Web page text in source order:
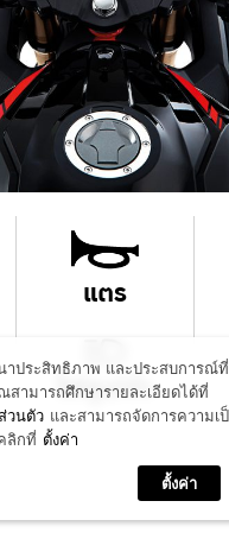
แตร
ไฟสูง/ต่ำ
าประสิทธิภาพ และประสบการณ์
ามารถศึกษารายละเอียดได้ที่
วนตัว และสามารถจัดการความเ
ลิกที่ ตั้งค่า
ตั้งค่า